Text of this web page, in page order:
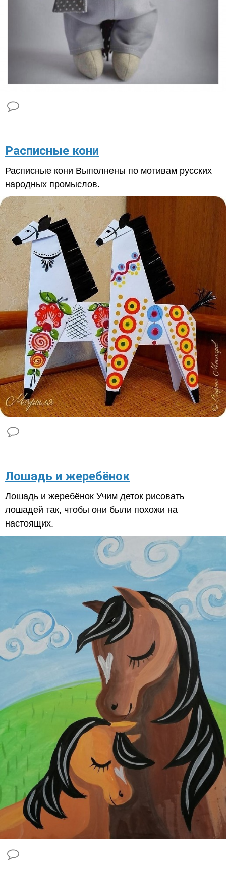
​Расписные кони
Расписные кони Выполнены по мотивам русских
народных промыслов.
Лошадь и жеребёнок
Лошадь и жеребёнок Учим деток рисовать
лошадей так, чтобы они были похожи на
настоящих.